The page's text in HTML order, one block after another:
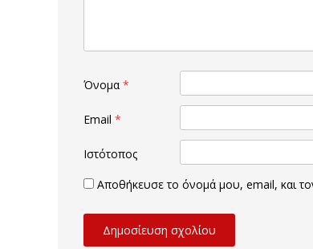
Όνομα *
Email *
Ιστότοπος
Αποθήκευσε το όνομά μου, email, και